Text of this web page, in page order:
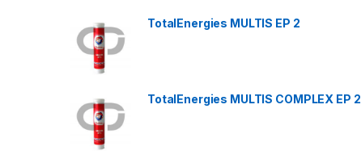
TotalEnergies MULTIS EP 2
TotalEnergies MULTIS COMPLEX EP 2